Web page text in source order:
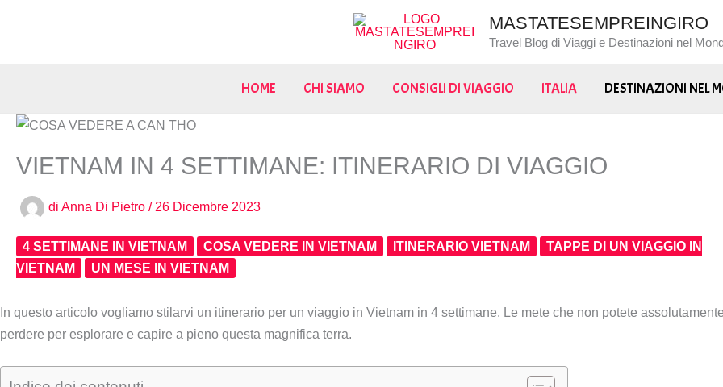
MASTATESEMPREINGIRO
Travel Blog di Viaggi e Destinazioni nel
HOME CHI SIAMO CONSIGLI DI VIAGGIO ITALIA DESTINAZIONI NEL
VIETNAM IN 4 SETTIMANE: ITINERARIO DI VIAGGIO
di Anna Di Pietro / 26 Dicembre 2023
4 SETTIMANE IN VIETNAM COSA VEDERE IN VIETNAM ITINERARIO VIETNAM
TAPPE DI UN VIAGGIO IN
VIETNAM
UN MESE IN VIETNAM
In questo articolo vogliamo stilarvi un itinerario per un viaggio in Vietnam in 4 settimane. Le mete che non potete assolutamente
perdere per esplorare e capire a pieno questa magnifica terra.